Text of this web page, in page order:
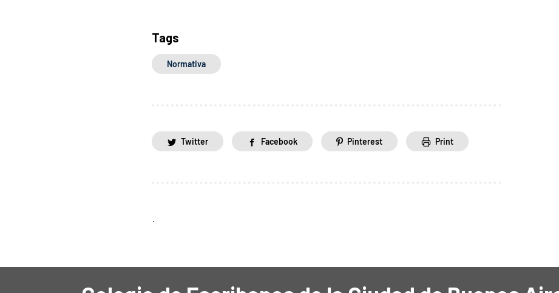
Tags
Normativa
Twitter Facebook Pinterest Print
.